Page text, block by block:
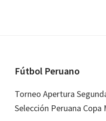
Footer
Fútbol Peruano
Torneo Apertura
Selección Peruana Copa